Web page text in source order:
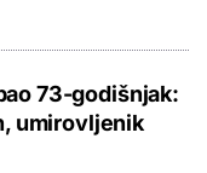
73-godišnjak:
umirovljenik